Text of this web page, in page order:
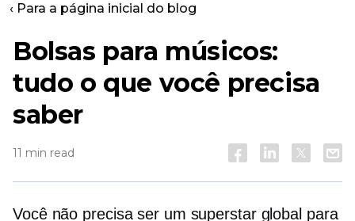
‹ Para a página inicial do blog
Bolsas para músicos:
tudo o que você precisa
saber
11 min read
Você não precisa ser um superstar global para